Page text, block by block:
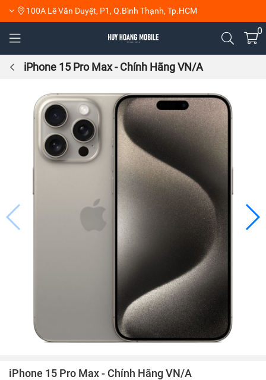
100A Lê Văn Duyệt, P1, Q.Bình Thạnh, Tp.HCM
0
iPhone 15 Pro Max - Chính Hãng VN/A
iPhone 15 Pro Max - Chính Hãng VN/A